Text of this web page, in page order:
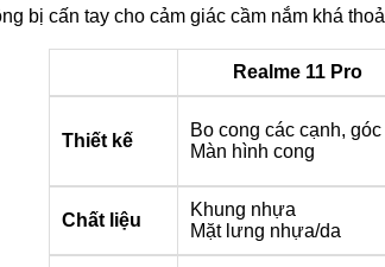
bị cấn tay cho cảm giác cầm nắm khá
Realme 11 Pro
Thiết kế
Bo cong các cạnh, góc
Màn hình cong
Chất liệu
Khung nhựa
Mặt lưng nhựa/da